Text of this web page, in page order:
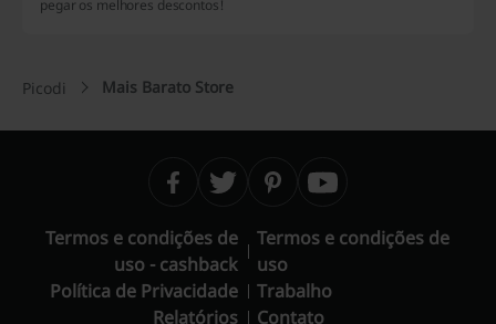
pegar os melhores descontos!
Picodi Mais Barato Store
Termos e condições de
uso - cashback
Termos e condições de
uso
Política de Privacidade
Trabalho
Relatórios
Contato